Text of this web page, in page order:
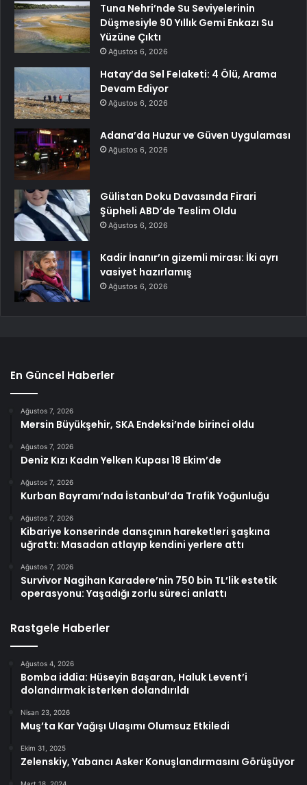
Tuna Nehri’nde Su Seviyelerinin
Düşmesiyle 90 Yıllık Gemi Enkazı Su
Yüzüne Çıktı
Ağustos 6, 2026
Hatay’da Sel Felaketi: 4 Ölü, Arama
Devam Ediyor
Ağustos 6, 2026
Adana’da Huzur ve Güven Uygulaması
Ağustos 6, 2026
Gülistan Doku Davasında Firari
Şüpheli ABD’de Teslim Oldu
Ağustos 6, 2026
Kadir İnanır’ın gizemli mirası: İki ayrı
vasiyet hazırlamış
Ağustos 6, 2026
En Güncel Haberler
Ağustos 7, 2026
Mersin Büyükşehir, SKA Endeksi’nde birinci oldu
Ağustos 7, 2026
Deniz Kızı Kadın Yelken Kupası 18 Ekim’de
Ağustos 7, 2026
Kurban Bayramı’nda İstanbul’da Trafik Yoğunluğu
Ağustos 7, 2026
Kibariye konserinde dansçının hareketleri şaşkına
uğrattı: Masadan atlayıp kendini yerlere attı
Ağustos 7, 2026
Survivor Nagihan Karadere’nin 750 bin TL’lik estetik
operasyonu: Yaşadığı zorlu süreci anlattı
Rastgele Haberler
Ağustos 4, 2026
Bomba iddia: Hüseyin Başaran, Haluk Levent’i
dolandırmak isterken dolandırıldı
Nisan 23, 2026
Muş’ta Kar Yağışı Ulaşımı Olumsuz Etkiledi
Ekim 31, 2025
Zelenskiy, Yabancı Asker Konuşlandırmasını Görüşüyor
Mart 18, 2024